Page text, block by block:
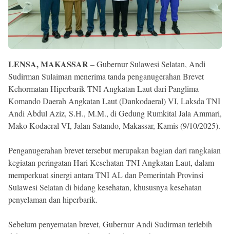
LENSA, MAKASSAR– Gubernur Sulawesi Selatan, Andi
Sudirman Sulaiman menerima tanda penganugerahan Brevet
Kehormatan Hiperbarik TNI Angkatan Laut dari Panglima
Komando Daerah Angkatan Laut (Dankodaeral) VI, Laksda TNI
Andi Abdul Aziz, S.H., M.M., di Gedung Rumkital Jala Ammari,
Mako Kodaeral VI, Jalan Satando, Makassar, Kamis (9/10/2025).
Penganugerahan brevet tersebut merupakan bagian dari rangkaian
kegiatan peringatan Hari Kesehatan TNI Angkatan Laut, dalam
memperkuat sinergi antara TNI AL dan Pemerintah Provinsi
Sulawesi Selatan di bidang kesehatan, khususnya kesehatan
penyelaman dan hiperbarik.
Sebelum penyematan brevet, Gubernur Andi Sudirman terlebih